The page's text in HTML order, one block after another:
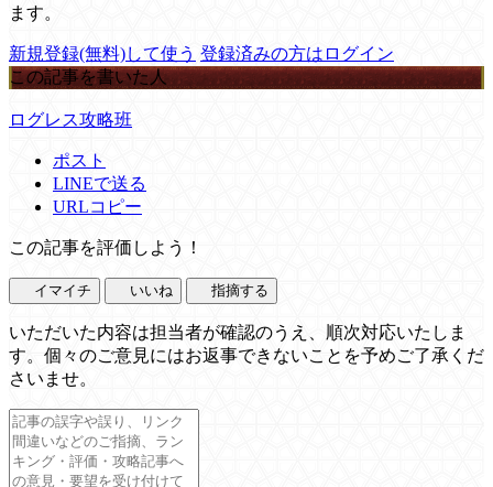
ます。
新規登録(無料)して使う 登録済みの方はログイン
この記事を書いた人
ログレス攻略班
ポスト
LINEで送る
URLコピー
この記事を評価しよう！
イマイチ いいね 指摘する
いただいた内容は担当者が確認のうえ、順次対応いたしま
す。個々のご意見にはお返事できないことを予めご了承くだ
さいませ。